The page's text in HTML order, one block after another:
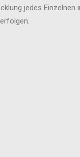
jedes